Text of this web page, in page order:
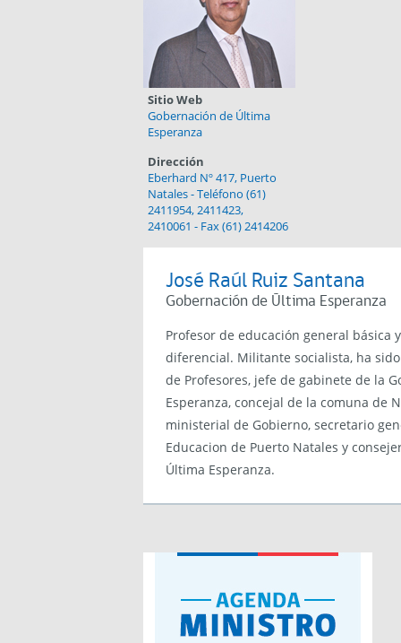
Sitio Web
Gobernación de Última
Esperanza
Dirección
Eberhard Nº 417, Puerto
Natales - Teléfono (61)
2411954, 2411423,
2410061 - Fax (61) 2414206
José Raúl Ruiz Santana
Gobernación de Última Esperanza
Profesor de educación general básica
diferencial. Militante socialista, ha
de Profesores, jefe de gabinete de la
Esperanza, concejal de la comuna de
ministerial de Gobierno, secretario
Educacion de Puerto Natales y
Última Esperanza.